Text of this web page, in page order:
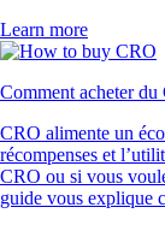
Learn more
Comment acheter
CRO alimente un
récompenses et
CRO ou si vous
guide vous explique